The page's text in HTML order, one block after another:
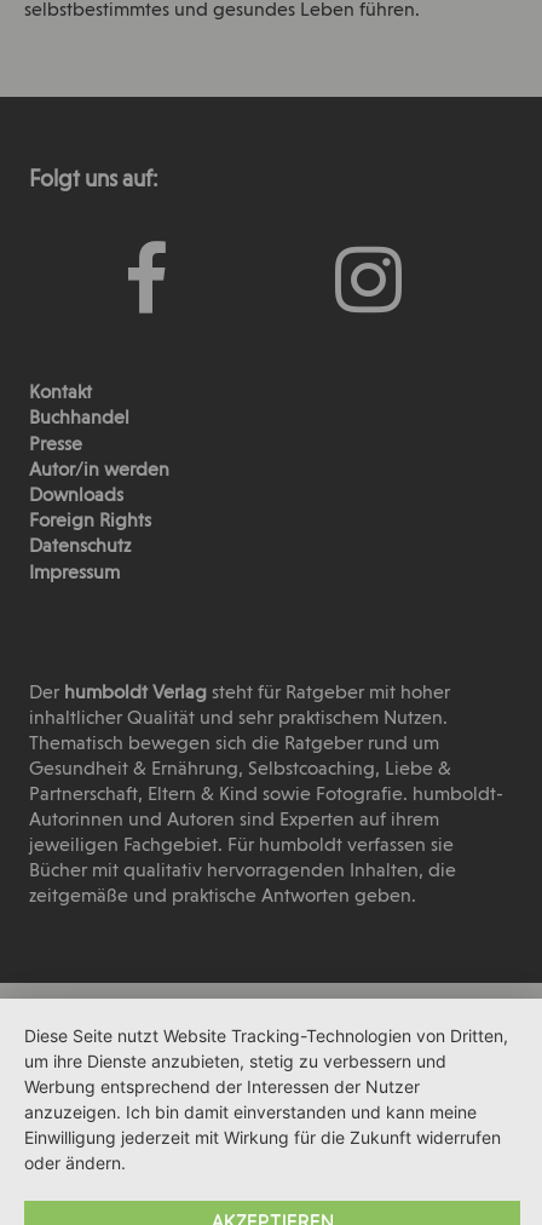
selbstbestimmtes und gesundes Leben führen.
Folgt uns auf:
Kontakt
Buchhandel
Presse
Autor/in werden
Downloads
Foreign Rights
Datenschutz
Impressum
Derhumboldt Verlag steht für Ratgeber mit hoher
inhaltlicher Qualität und sehr praktischem Nutzen.
Thematisch bewegen sich die Ratgeber rund um
Gesundheit & Ernährung, Selbstcoaching, Liebe &
Partnerschaft, Eltern & Kind sowie Fotografie. humboldt-
Autorinnen und Autoren sind Experten auf ihrem
jeweiligen Fachgebiet. Für humboldt verfassen sie
Bücher mit qualitativ hervorragenden Inhalten, die
zeitgemäße und praktische Antworten geben.
Diese Seite nutzt Website Tracking-Technologien von Dritten,
um ihre Dienste anzubieten, stetig zu verbessern und
Werbung entsprechend der Interessen der Nutzer
anzuzeigen. Ich bin damit einverstanden und kann meine
Einwilligung jederzeit mit Wirkung für die Zukunft widerrufen
oder ändern.